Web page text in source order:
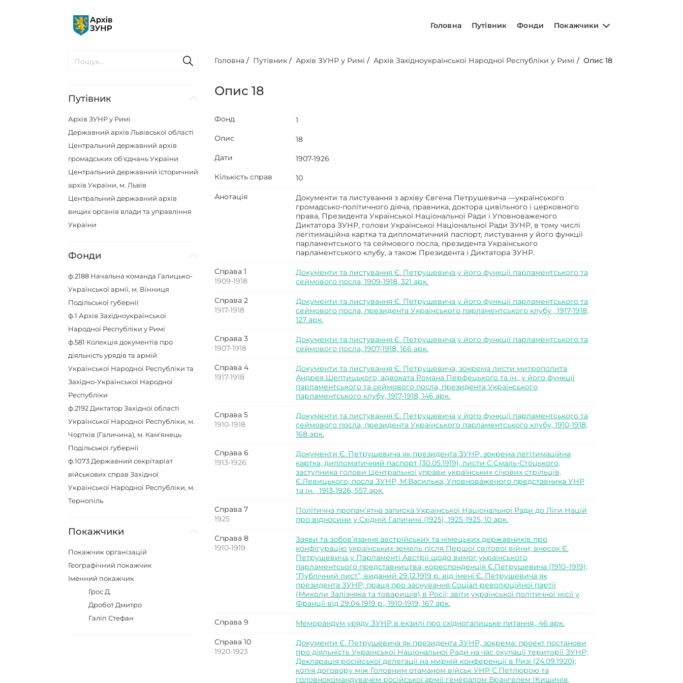
Головна Путівник Фонди Покажчики
Путівник
Архів ЗУНР у Римі
Державний архів Львівської області
Центральний державний архів
громадських об'єднань України
Центральний державний історичний
архів України, м. Львів
Центральний державний архів
вищих органів влади та управління
України
Фонди
ф.2188 Начальна команда Галицько-
Української армiї, м. Вiнниця
Подiльської губернiї
ф.1Архів Західноукраїнської
Народної Республіки у Римі
ф.581 Колекція документів про
діяльність урядів та армій
Української Народної Республіки та
Західно-Української Народної
Республіки
ф.2192 Диктатор Захiдної областi
Української Народної Республiки, м.
Чорткiв (Галичина), м. Кам'янець
Подiльської губернiї
ф.1073 Державний секрiтарiат
вiйськових справ Захiдної
Української Народної Республiки, м.
Тернопiль
Покажчики
Покажчик організацій
Географічний покажчик
Іменний покажчик
Грос Д.
Дробот Дмитро
Галіп Стефан
Головна / Путівник /Архів ЗУНР у Римі /Архів Західноукраїнської Народної Республіки у Римі /Опис 18
Опис 18
Фонд
1
Опис
18
Дати
1907-1926
Кількість справ
10
Анотація
Документи та листування з архіву Євгена Петрушевича —українського
громадсько-політичного діяча, правника, доктора цивільного і церковного
права, Президента Української Національної Ради і Уповноваженого
Диктатора ЗУНР, голови Української Національної Ради ЗУНР, в тому числі
легітимаційна картка та дипломатичний паспорт, листування у його функції
парламентського та сеймового посла, президента Українського
парламентського клубу, а також Президента і Диктатора ЗУНР.
Справа 1
1909-1918
Документи та листування Є. Петрушевича у його функції парламентського та
сеймового посла, 1909-1918, 321 арк.
Справа 2
1917-1918
Документи та листування Є. Петрушевича у його функції парламентського та
сеймового посла, президента Українського парламентського клубу , 1917-1918,
127 арк.
Справа 3
1907-1918
Документи та листування Є. Петрушевича у його функції парламентського та
сеймового посла, 1907-1918, 166 арк.
Справа 4
1917-1918
Документи та листування Є. Петрушевича, зокрема листи митрополита
Андрея Шептицького, адвоката Романа Перфецького та ін., у його функції
парламентського та сеймового посла, президента Українського
парламентського клубу, 1917-1918, 146 арк.
Справа 5
1910-1918
Документи та листування Є. Петрушевича у його функції парламентського та
сеймового посла, президента Українського парламентського клубу, 1910-1918,
168 арк.
Справа 6
1913-1926
Документи Є. Петрушевича як президента ЗУНР, зокрема легітимаційна
картка, дипломатичний паспорт (30.05.1919), листи С.Смаль-Стоцького,
заступника голови Центральної управи українських січових стрільців,
Є.Левицького, посла ЗУНР, М.Василька, Уповноваженого представника УНР
та ін. , 1913-1926, 557 арк.
Справа 7
1925
Політична пропам’ятна записка Української Національної Ради до Ліги Націй
про відносини у Східній Галичині (1925), 1925-1925, 10 арк.
Справа 8
1910-1919
Заяви та зобов’язання австрійських та німецьких державників про
конфігурацію українських земель після Першої світової війни; внесок Є.
Петрушевича у Парламенті Австрії щодо вимог українського
парламентсього представництва; кореспонденція Є.Петрушевича (1910–1919);
“Публічний лист”, виданий 29.12.1919 р. від імені Є. Петрушевича як
президента ЗУНР; праця про заснування Соціал-революційної партії
(Миколи Залізняка та товаришів) в Росії; звіти української політичної місії у
Франції від 29.04.1919 р., 1910-1919, 167 арк.
Справа 9 Меморандум уряду ЗУНР в екзилі про східногалицьке питання., 46 арк.
Справа 10
1920-1923
Документи Є. Петрушевича як президента ЗУНР, зокрема: проект постанови
про діяльність Української Національної Ради на час окупації території ЗУНР;
Декларація російської делегації на мирній конференції в Ризі (24.09.1920);
копія договору між Головним отаманом військ УНР С.Петлюрою та
головнокомандувачем російської армії генералом Врангелем (Кишинів,